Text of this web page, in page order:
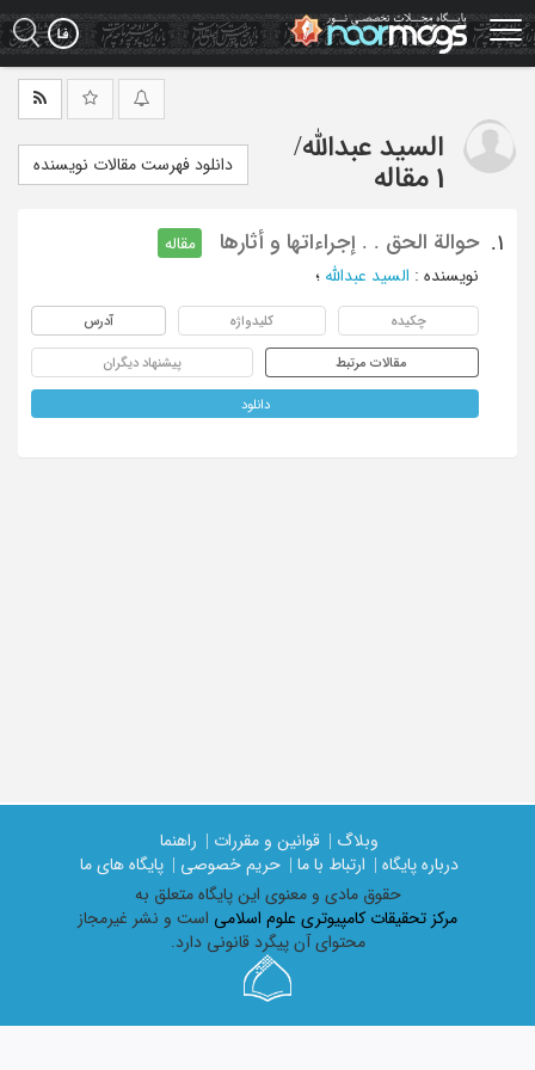
Skip
to
main
السید عبدالله/
1 مقاله
دانلود فهرست مقالات نویسنده
1. حوالة الحق . . إجراءاتها و أثارها
مقاله
نویسنده : السید عبدالله ؛
چکیده کلیدواژه آدرس
مقالات مرتبط پیشنهاد دیگران
دانلود
وبلاگ | قوانین و مقررات |
راهنما
درباره پایگاه |
ارتباط با ما | حریم خصوصی |
پایگاه های ما
حقوق مادی و معنوی اين پايگاه متعلق به
مرکز تحقیقات کامپیوتری علوم اسلامی است و نشر غیرمجاز
محتوای آن پیگرد قانونی دارد.